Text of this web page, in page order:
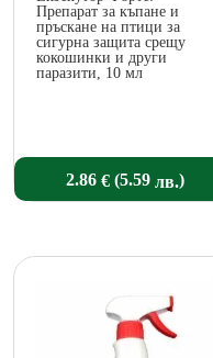
Препарат за къпане и
пръскане на птици за
сигурна защита срещу
кокошинки и други
паразити, 10 мл
2.86 € (5.59 лв.)